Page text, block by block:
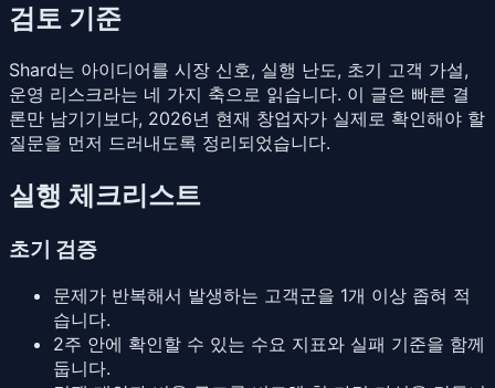
검토 기준
Shard는 아이디어를 시장 신호, 실행 난도, 초기 고객 가설,
운영 리스크라는 네 가지 축으로 읽습니다. 이 글은 빠른 결
론만 남기기보다, 2026년 현재 창업자가 실제로 확인해야 할
질문을 먼저 드러내도록 정리되었습니다.
실행 체크리스트
초기 검증
문제가 반복해서 발생하는 고객군을 1개 이상 좁혀 적
습니다.
2주 안에 확인할 수 있는 수요 지표와 실패 기준을 함께
둡니다.